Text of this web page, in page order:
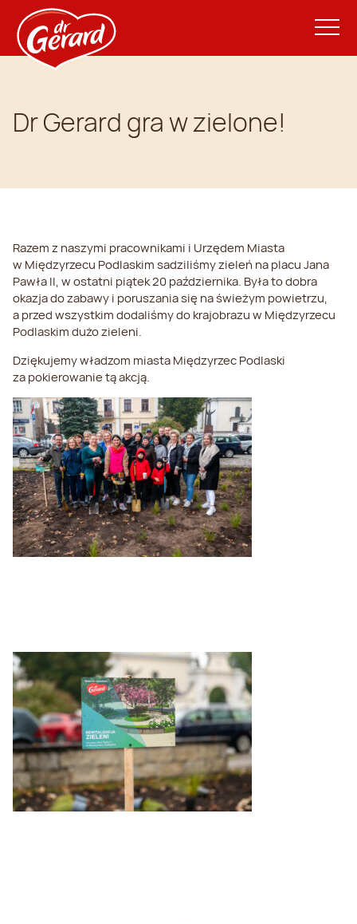
Dr Gerard gra w zielone!
Razem z naszymi pracownikami i Urzędem Miasta
w Międzyrzecu Podlaskim sadziliśmy zieleń na placu Jana
Pawła II, w ostatni piątek 20 października. Była to dobra
okazja do zabawy i poruszania się na świeżym powietrzu,
a przed wszystkim dodaliśmy do krajobrazu w Międzyrzecu
Podlaskim dużo zieleni.
Dziękujemy władzom miasta Międzyrzec Podlaski
za pokierowanie tą akcją.